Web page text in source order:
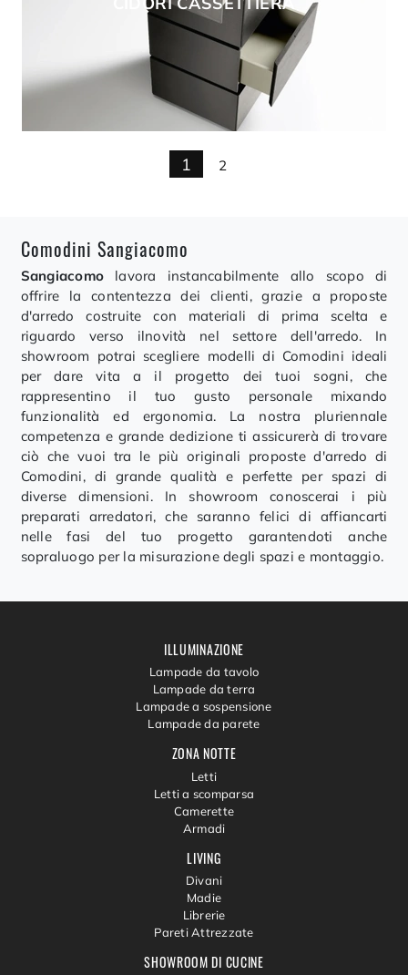
1 2
Comodini Sangiacomo
Sangiacomo lavora instancabilmente allo scopo di
offrire la contentezza dei clienti, grazie a proposte
d'arredo costruite con materiali di prima scelta e
riguardo verso ilnovità nel settore dell'arredo. In
showroom potrai scegliere modelli di Comodini ideali
per dare vita a il progetto dei tuoi sogni, che
rappresentino il tuo gusto personale mixando
funzionalità ed ergonomia. La nostra pluriennale
competenza e grande dedizione ti assicurerà di trovare
ciò che vuoi tra le più originali proposte d'arredo di
Comodini, di grande qualità e perfette per spazi di
diverse dimensioni. In showroom conoscerai i più
preparati arredatori, che saranno felici di affiancarti
nelle fasi del tuo progetto garantendoti anche
sopraluogo per la misurazione degli spazi e montaggio.
SHOWROOM DI CUCINE
LIVING
Divani
Madie
Librerie
Pareti Attrezzate
ZONA NOTTE
Letti
Letti a scomparsa
Camerette
Armadi
ILLUMINAZIONE
Lampade da tavolo
Lampade da terra
Lampade a sospensione
Lampade da parete